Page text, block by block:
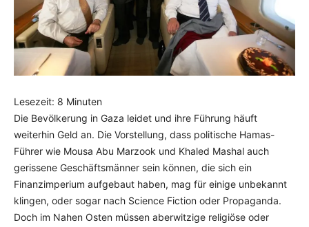
Lesezeit: 8 Minuten
Die Bevölkerung in Gaza leidet und ihre Führung häuft
weiterhin Geld an. Die Vorstellung, dass politische Hamas-
Führer wie Mousa Abu Marzook und Khaled Mashal auch
gerissene Geschäftsmänner sein können, die sich ein
Finanzimperium aufgebaut haben, mag für einige unbekannt
klingen, oder sogar nach Science Fiction oder Propaganda.
Doch im Nahen Osten müssen aberwitzige religiöse oder